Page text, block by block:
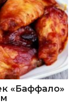
«Баффало»